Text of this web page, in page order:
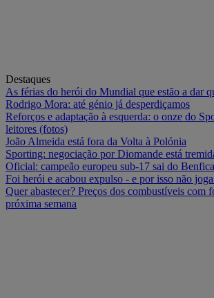
Destaques
As férias do herói do Mundial que estão a dar
Rodrigo Mora: até génio já desperdiçamos
Reforços e adaptação à esquerda: o onze do
leitores (fotos)
João Almeida está fora da Volta à Polónia
Sporting: negociação por Diomande está
Oficial: campeão europeu sub-17 sai do
Foi herói e acabou expulso - e por isso não
Quer abastecer? Preços dos combustíveis com
próxima semana